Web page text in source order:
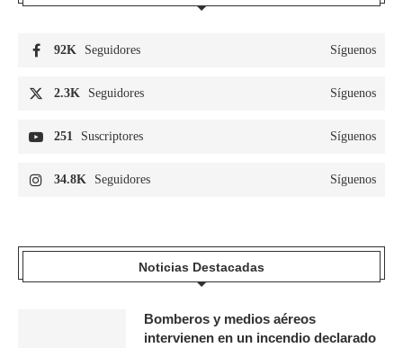
92K Seguidores Síguenos
2.3K Seguidores Síguenos
251 Suscriptores Síguenos
34.8K Seguidores Síguenos
Noticias Destacadas
Bomberos y medios aéreos
intervienen en un incendio declarado